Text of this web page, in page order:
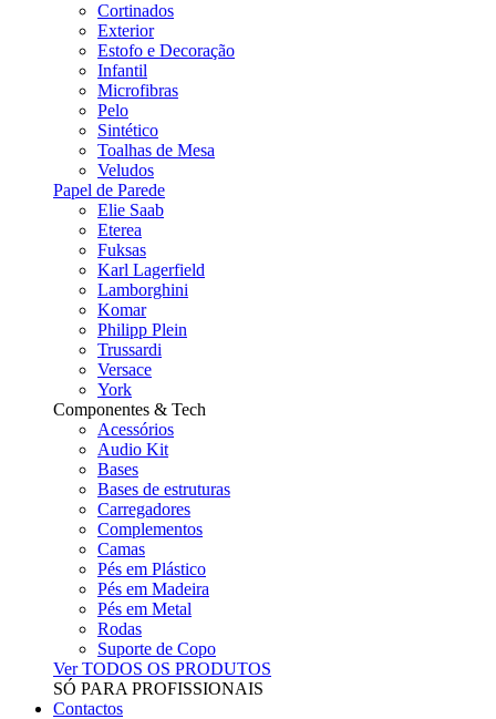
Cortinados
Exterior
Estofo e Decoração
Infantil
Microfibras
Pelo
Sintético
Toalhas de Mesa
Veludos
Papel de Parede
Elie Saab
Eterea
Fuksas
Karl Lagerfield
Lamborghini
Komar
Philipp Plein
Trussardi
Versace
York
Componentes & Tech
Acessórios
Audio Kit
Bases
Bases de estruturas
Carregadores
Complementos
Camas
Pés em Plástico
Pés em Madeira
Pés em Metal
Rodas
Suporte de Copo
Ver TODOS OS PRODUTOS
SÓ PARA PROFISSIONAIS
Contactos